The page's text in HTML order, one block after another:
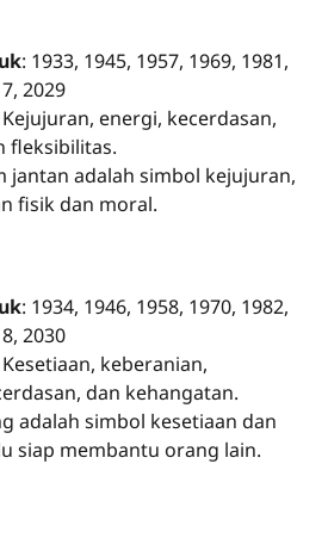
: 1933, 1945, 1957, 1969, 1981,
2029
Kejujuran, energi, kecerdasan,
fleksibilitas.
jantan adalah simbol kejujuran,
fisik dan moral.
: 1934, 1946, 1958, 1970, 1982,
2030
Kesetiaan, keberanian,
dan kehangatan.
adalah simbol kesetiaan dan
siap membantu orang lain.